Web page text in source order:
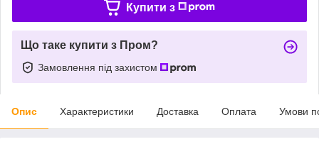
Купити з
Що таке купити з Пром?
Замовлення під захистом
Опис Характеристики Доставка Оплата Умови